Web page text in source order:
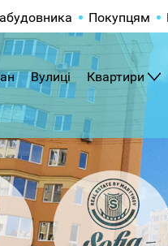
Покупцям
Вулиці Квартири